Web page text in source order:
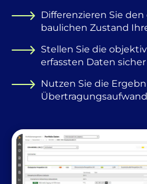
Differenzieren Sie
baulichen Zustand
Stellen Sie die
erfassten Daten sicher
Nutzen Sie die